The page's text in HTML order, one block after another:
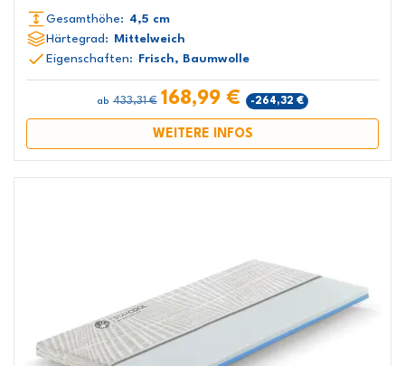
Gesamthöhe: 4,5 cm
Härtegrad: Mittelweich
Eigenschaften: Frisch, Baumwolle
ab 433,31 € 168,99 € -264,32 €
WEITERE INFOS